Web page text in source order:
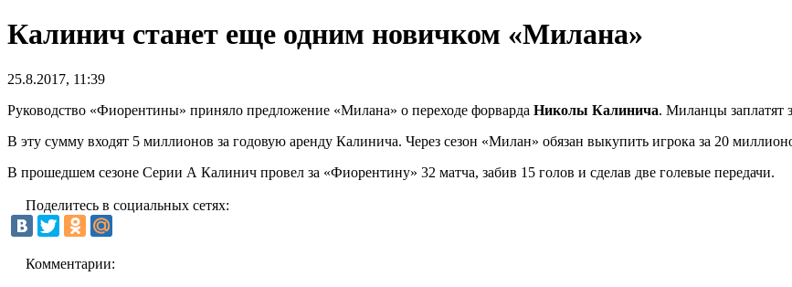
Калинич станет еще одним новичком «Милана»
25.8.2017, 11:39
Руководство «Фиорентины» приняло предложение «Милана» о переходе форварда Николы Калинича. Миланцы заплатят
В эту сумму входят 5 миллионов за годовую аренду Калинича. Через сезон «Милан» обязан выкупить игрока за 20
В прошедшем сезоне Серии А Калинич провел за «Фиорентину» 32 матча, забив 15 голов и сделав две голевые передачи.
Поделитесь в социальных сетях:
Комментарии: